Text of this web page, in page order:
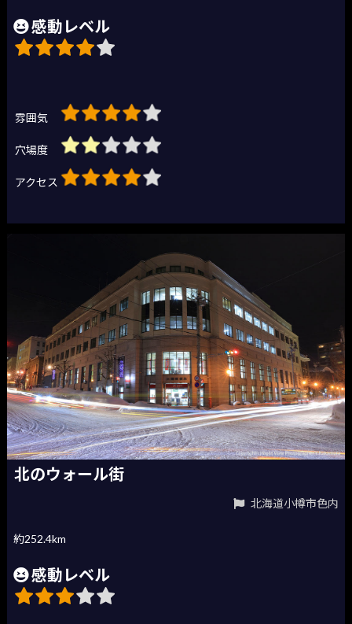
感動レベル
雰囲気
穴場度
アクセス
北のウォール街
北海道小樽市色内
約252.4km
感動レベル